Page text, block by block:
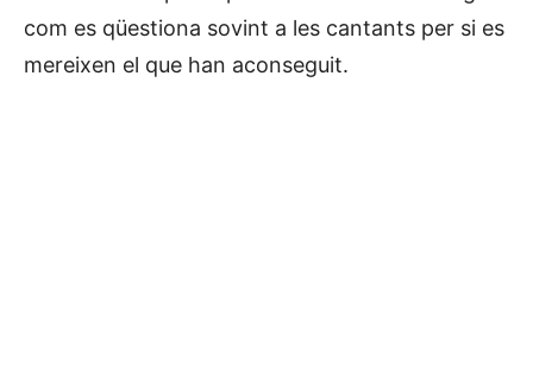
com es qüestiona sovint a les cantants per si es
mereixen el que han aconseguit.